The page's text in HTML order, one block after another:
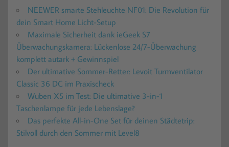
NEEWER smarte Stehleuchte NF01: Die Revolution für
dein Smart Home Licht-Setup
Maximale Sicherheit dank ieGeek S7
Überwachungskamera: Lückenlose 24/7-Überwachung
komplett autark + Gewinnspiel
Der ultimative Sommer-Retter: Levoit Turmventilator
Classic 36 DC im Praxischeck
Wuben X5 im Test: Die ultimative 3-in-1
Taschenlampe für jede Lebenslage?
Das perfekte All-in-One Set für deinen Städtetrip:
Stilvoll durch den Sommer mit Level8